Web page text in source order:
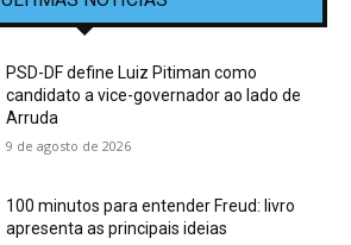
PSD-DF define Luiz Pitiman como
candidato a vice-governador ao lado de
Arruda
9 de agosto de 2026
100 minutos para entender Freud: livro
apresenta as principais ideias